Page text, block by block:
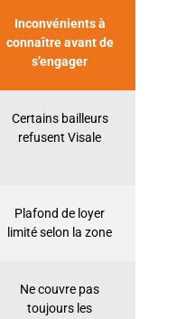
Inconvénients à
connaître avant de
s’engager
Certains bailleurs
refusent Visale
Plafond de loyer
limité selon la zone
Ne couvre pas
toujours les